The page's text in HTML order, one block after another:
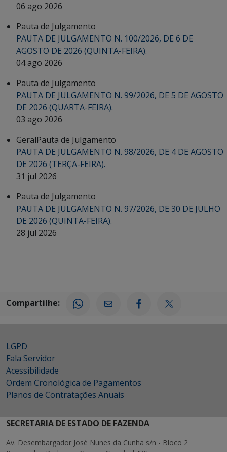
06 ago 2026
Pauta de Julgamento
PAUTA DE JULGAMENTO N. 100/2026, DE 6 DE
AGOSTO DE 2026 (QUINTA-FEIRA).
04 ago 2026
Pauta de Julgamento
PAUTA DE JULGAMENTO N. 99/2026, DE 5 DE AGOSTO
DE 2026 (QUARTA-FEIRA).
03 ago 2026
GeralPauta de Julgamento
PAUTA DE JULGAMENTO N. 98/2026, DE 4 DE AGOSTO
DE 2026 (TERÇA-FEIRA).
31 jul 2026
Pauta de Julgamento
PAUTA DE JULGAMENTO N. 97/2026, DE 30 DE JULHO
DE 2026 (QUINTA-FEIRA).
28 jul 2026
Compartilhe:
LGPD
Fala Servidor
Acessibilidade
Ordem Cronológica de Pagamentos
Planos de Contratações Anuais
SECRETARIA DE ESTADO DE FAZENDA
Av. Desembargador José Nunes da Cunha s/n - Bloco 2